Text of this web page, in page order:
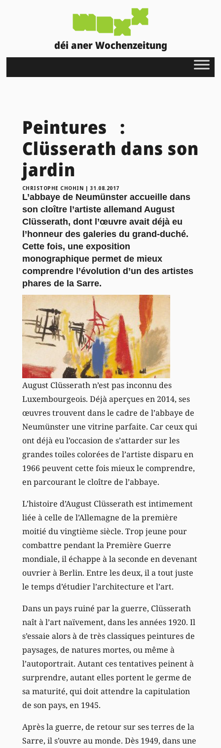
déi aner Wochenzeitung
Peintures :
Clüsserath dans son
jardin
CHRISTOPHE CHOHIN | 31.08.2017
L’abbaye de Neumünster accueille dans
son cloître l’artiste allemand August
Clüsserath, dont l’œuvre avait déjà eu
l’honneur des galeries du grand-duché.
Cette fois, une exposition
monographique permet de mieux
comprendre l’évolution d’un des artistes
phares de la Sarre.
August Clüsserath n’est pas inconnu des
Luxembourgeois. Déjà aperçues en 2014, ses
œuvres trouvent dans le cadre de l’abbaye de
Neumünster une vitrine parfaite. Car ceux qui
ont déjà eu l’occasion de s’attarder sur les
grandes toiles colorées de l’artiste disparu en
1966 peuvent cette fois mieux le comprendre,
en parcourant le cloître de l’abbaye.
L’histoire d’August Clüsserath est intimement
liée à celle de l’Allemagne de la première
moitié du vingtième siècle. Trop jeune pour
combattre pendant la Première Guerre
mondiale, il échappe à la seconde en devenant
ouvrier à Berlin. Entre les deux, il a tout juste
le temps d’étudier l’architecture et l’art.
Dans un pays ruiné par la guerre, Clüsserath
naît à l’art naïvement, dans les années 1920. Il
s’essaie alors à de très classiques peintures de
paysages, de natures mortes, ou même à
l’autoportrait. Autant ces tentatives peinent à
surprendre, autant elles portent le germe de
sa maturité, qui doit attendre la capitulation
de son pays, en 1945.
Après la guerre, de retour sur ses terres de la
Sarre, il s’ouvre au monde. Dès 1949, dans une